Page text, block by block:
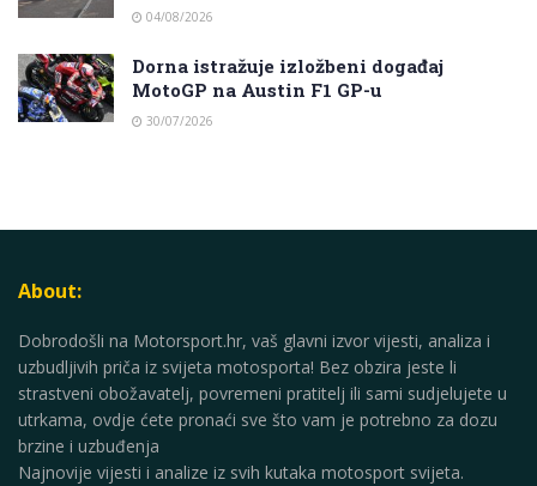
04/08/2026
Dorna istražuje izložbeni događaj
MotoGP na Austin F1 GP-u
30/07/2026
About:
Dobrodošli na Motorsport.hr, vaš glavni izvor vijesti, analiza i
uzbudljivih priča iz svijeta motosporta! Bez obzira jeste li
strastveni obožavatelj, povremeni pratitelj ili sami sudjelujete u
utrkama, ovdje ćete pronaći sve što vam je potrebno za dozu
brzine i uzbuđenja
Najnovije vijesti i analize iz svih kutaka motosport svijeta.